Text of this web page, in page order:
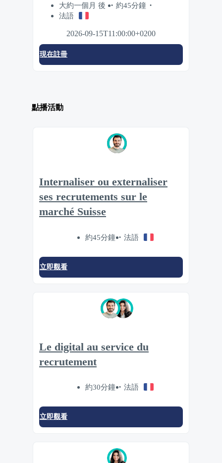
大約一個月 後
約45分鐘
法語
2026-09-15T11:00:00+0200
現在註冊
點播活動
Internaliser ou externaliser
ses recrutements sur le
marché Suisse
約45分鐘 法語
立即觀看
Le digital au service du
recrutement
約30分鐘 法語
立即觀看